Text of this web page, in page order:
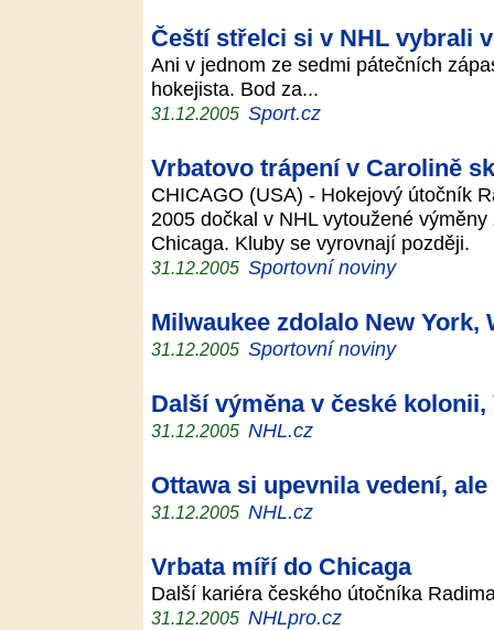
Čeští střelci si v NHL vybrali
Ani v jednom ze sedmi pátečních
hokejista. Bod za...
31.12.2005 Sport.cz
Vrbatovo trápení v Carolině
CHICAGO (USA) - Hokejový útočník
2005 dočkal v NHL vytoužené
Chicaga. Kluby se vyrovnají později.
31.12.2005 Sportovní noviny
Milwaukee zdolalo New York,
31.12.2005 Sportovní noviny
Další výměna v české
31.12.2005 NHL.cz
Ottawa si upevnila vedení,
31.12.2005 NHL.cz
Vrbata míří do Chicaga
Další kariéra českého útočníka
31.12.2005 NHLpro.cz